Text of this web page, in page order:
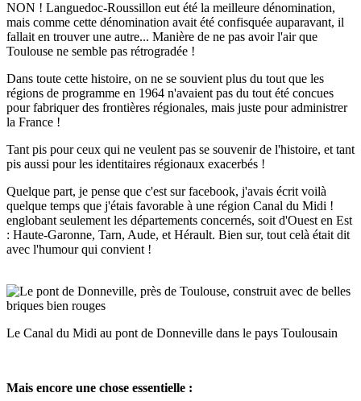
NON ! Languedoc-Roussillon eut été la meilleure dénomination,
mais comme cette dénomination avait été confisquée auparavant, il
fallait en trouver une autre... Manière de ne pas avoir l'air que
Toulouse ne semble pas rétrogradée !
Dans toute cette histoire, on ne se souvient plus du tout que les
régions de programme en 1964 n'avaient pas du tout été concues
pour fabriquer des frontières régionales, mais juste pour administrer
la France !
Tant pis pour ceux qui ne veulent pas se souvenir de l'histoire, et tant
pis aussi pour les identitaires régionaux exacerbés !
Quelque part, je pense que c'est sur facebook, j'avais écrit voilà
quelque temps que j'étais favorable à une région Canal du Midi !
englobant seulement les départements concernés, soit d'Ouest en Est
: Haute-Garonne, Tarn, Aude, et Hérault. Bien sur, tout celà était dit
avec l'humour qui convient !
Le Canal du Midi au pont de Donneville dans le pays Toulousain
Mais encore une chose essentielle :